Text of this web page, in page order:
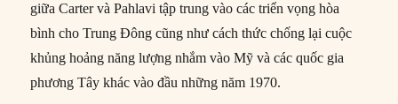
giữa Carter và Pahlavi tập trung vào các triển vọng hòa
bình cho Trung Đông cũng như cách thức chống lại cuộc
khủng hoảng năng lượng nhắm vào Mỹ và các quốc gia
phương Tây khác vào đầu những năm 1970.